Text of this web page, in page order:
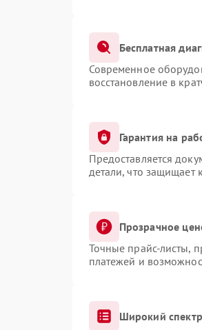
Бесплатная
Современное
восстановление в
Гарантия на
Предоставляется
детали, что защищает
Прозрачное
Точные прайс-листы,
платежей и
Широкий